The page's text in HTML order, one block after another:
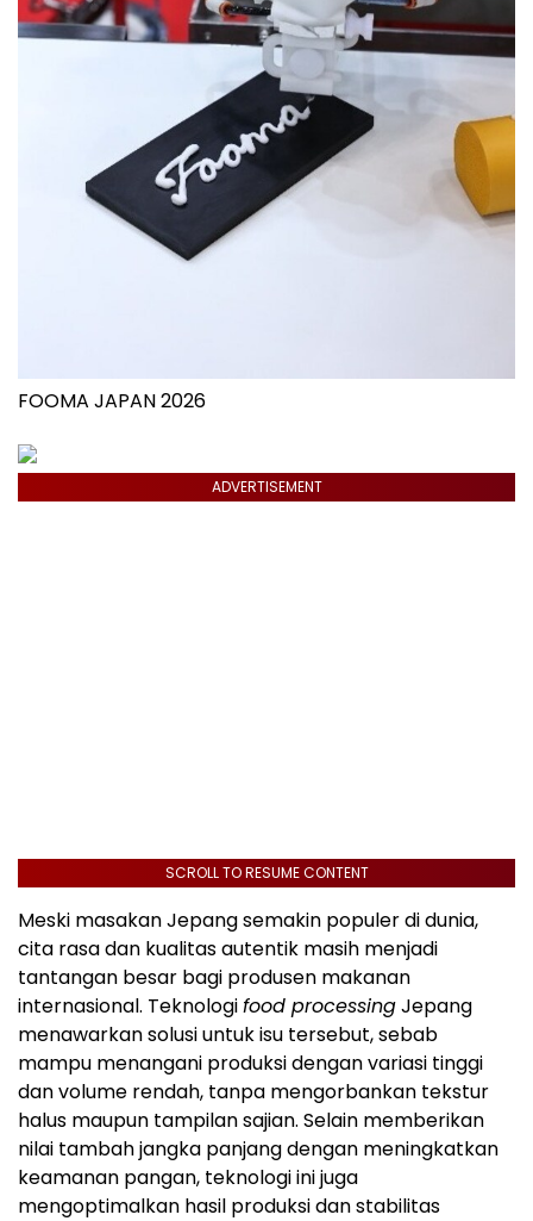
FOOMA JAPAN 2026
ADVERTISEMENT
SCROLL TO RESUME CONTENT
Meski masakan Jepang semakin populer di dunia,
cita rasa dan kualitas autentik masih menjadi
tantangan besar bagi produsen makanan
internasional. Teknologifood processingJepang
menawarkan solusi untuk isu tersebut, sebab
mampu menangani produksi dengan variasi tinggi
dan volume rendah, tanpa mengorbankan tekstur
halus maupun tampilan sajian. Selain memberikan
nilai tambah jangka panjang dengan meningkatkan
keamanan pangan, teknologi ini juga
mengoptimalkan hasil produksi dan stabilitas